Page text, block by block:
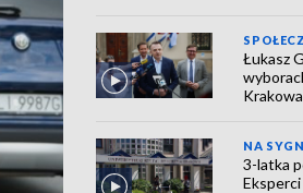
Łukasz
Krakowa
NA
3-latka